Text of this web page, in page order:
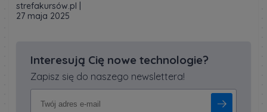
strefakursów.pl
27 maja 2025
Interesują Cię nowe technologie?
Zapisz się do naszego newslettera!